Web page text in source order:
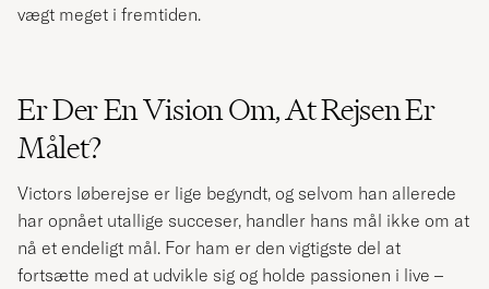
vægt meget i fremtiden.
Er Der En Vision Om, At Rejsen Er
Målet?
Victors løberejse er lige begyndt, og selvom han allerede
har opnået utallige succeser, handler hans mål ikke om at
nå et endeligt mål. For ham er den vigtigste del at
fortsætte med at udvikle sig og holde passionen i live –